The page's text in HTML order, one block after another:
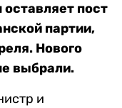
оставляет пост
партии,
Нового
выбрали.
и